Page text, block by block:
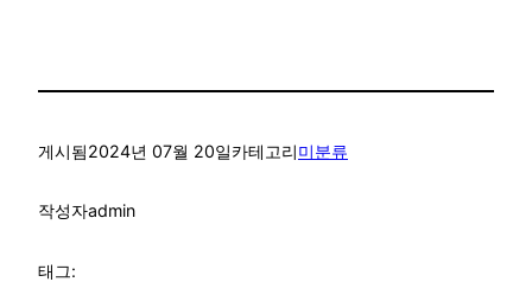
게시됨2024년 07월 20일카테고리미분류
작성자admin
태그: